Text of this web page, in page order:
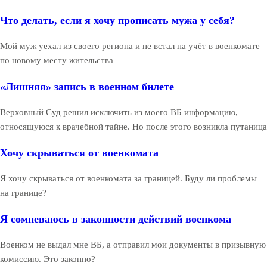
Что делать, если я хочу прописать мужа у себя?
Мой муж уехал из своего региона и не встал на учёт в военкомате
по новому месту жительства
«Лишняя» запись в военном билете
Верховный Суд решил исключить из моего ВБ информацию,
относящуюся к врачебной тайне. Но после этого возникла путаница
Хочу скрываться от военкомата
Я хочу скрываться от военкомата за границей. Буду ли проблемы
на границе?
Я сомневаюсь в законности действий военкома
Военком не выдал мне ВБ, а отправил мои документы в призывную
комиссию. Это законно?